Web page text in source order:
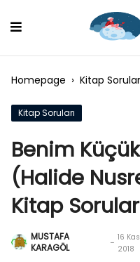
Homepage › Kitap
Kitap Soruları
Benim
(Halide
Kitap
MUSTAFA
KARAGÖL
- 16
2018